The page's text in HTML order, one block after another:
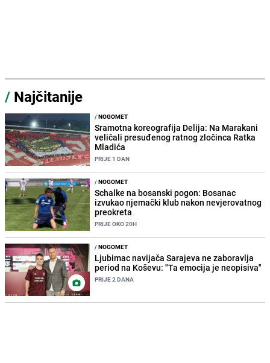
/ Najčitanije
/NOGOMET
Sramotna koreografija Delija: Na Marakani
veličali presuđenog ratnog zločinca Ratka
Mladića
PRIJE 1 DAN
/NOGOMET
Schalke na bosanski pogon: Bosanac
izvukao njemački klub nakon nevjerovatnog
preokreta
PRIJE OKO 20H
/NOGOMET
Ljubimac navijača Sarajeva ne zaboravlja
period na Koševu: "Ta emocija je neopisiva"
PRIJE 2 DANA